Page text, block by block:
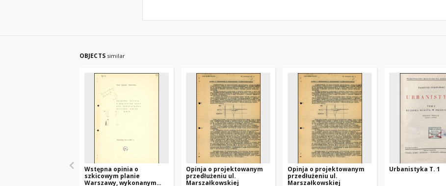
OBJECTS similar
Wstępna opinia o
szkicowym planie
Warszawy, wykonanym
Opinja o projektowanym
przedłużeniu ul.
Marszałkowskiej
Opinja o projektowanym
przedłużeniu ul.
Marszałkowskiej
Urbanistyka T. 1